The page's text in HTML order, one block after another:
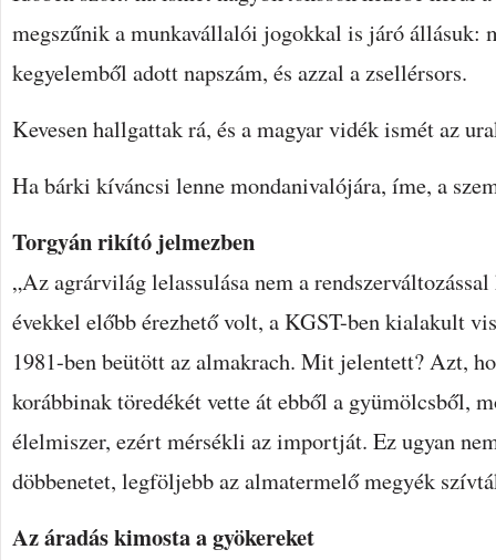
megszűnik a munkavállalói jogokkal is járó állásuk:
kegyelemből adott napszám, és azzal a zsellérsors.
Kevesen hallgattak rá, és a magyar vidék ismét az
Ha bárki kíváncsi lenne mondanivalójára, íme, a
Torgyán rikító jelmezben
„Az agrárvilág lelassulása nem a
évekkel előbb érezhető volt, a KGST-ben kialakult
1981-ben beütött az almakrach. Mit jelentett? Azt,
korábbinak töredékét vette át ebből a gyümölcsből,
élelmiszer, ezért mérsékli az importját. Ez ugyan
döbbenetet, legföljebb az almatermelő megyék
Az áradás kimosta a gyökereket